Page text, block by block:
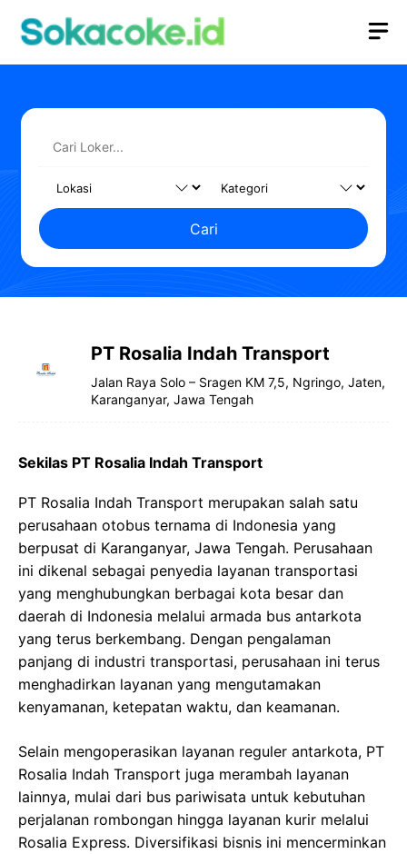
Cari
PT Rosalia Indah Transport
Jalan Raya Solo – Sragen KM 7,5, Ngringo, Jaten,
Karanganyar, Jawa Tengah
Sekilas PT Rosalia Indah Transport
PT Rosalia Indah Transport merupakan salah satu
perusahaan otobus ternama di Indonesia yang
berpusat di Karanganyar, Jawa Tengah. Perusahaan
ini dikenal sebagai penyedia layanan transportasi
yang menghubungkan berbagai kota besar dan
daerah di Indonesia melalui armada bus antarkota
yang terus berkembang. Dengan pengalaman
panjang di industri transportasi, perusahaan ini terus
menghadirkan layanan yang mengutamakan
kenyamanan, ketepatan waktu, dan keamanan.
Selain mengoperasikan layanan reguler antarkota, PT
Rosalia Indah Transport juga merambah layanan
lainnya, mulai dari bus pariwisata untuk kebutuhan
perjalanan rombongan hingga layanan kurir melalui
Rosalia Express. Diversifikasi bisnis ini mencerminkan